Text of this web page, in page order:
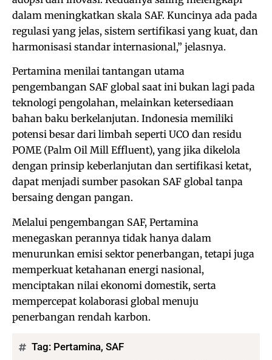
dalam meningkatkan skala SAF. Kuncinya ada pada
regulasi yang jelas, sistem sertifikasi yang kuat, dan
harmonisasi standar internasional,” jelasnya.
Pertamina menilai tantangan utama
pengembangan SAF global saat ini bukan lagi pada
teknologi pengolahan, melainkan ketersediaan
bahan baku berkelanjutan. Indonesia memiliki
potensi besar dari limbah seperti UCO dan residu
POME (Palm Oil Mill Effluent), yang jika dikelola
dengan prinsip keberlanjutan dan sertifikasi ketat,
dapat menjadi sumber pasokan SAF global tanpa
bersaing dengan pangan.
Melalui pengembangan SAF, Pertamina
menegaskan perannya tidak hanya dalam
menurunkan emisi sektor penerbangan, tetapi juga
memperkuat ketahanan energi nasional,
menciptakan nilai ekonomi domestik, serta
mempercepat kolaborasi global menuju
penerbangan rendah karbon.
Tag: Pertamina, SAF